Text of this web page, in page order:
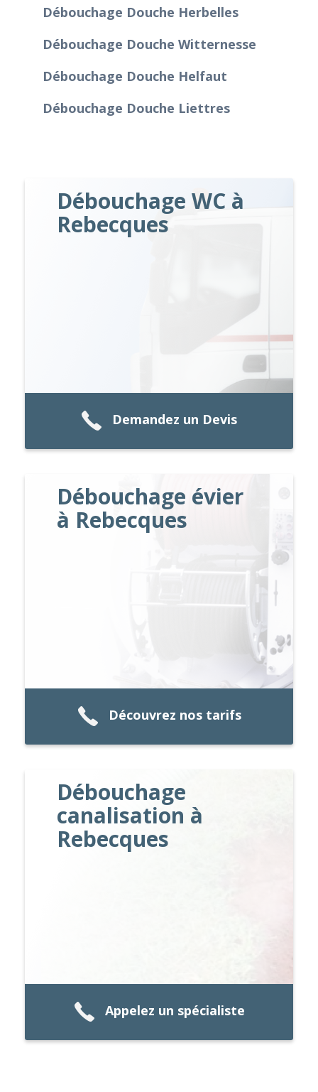
Débouchage Douche Herbelles
Débouchage Douche Witternesse
Débouchage Douche Helfaut
Débouchage Douche Liettres
Débouchage WC à
Rebecques
Demandez un Devis
Débouchage évier
à Rebecques
Découvrez nos tarifs
Débouchage
canalisation à
Rebecques
Appelez un spécialiste